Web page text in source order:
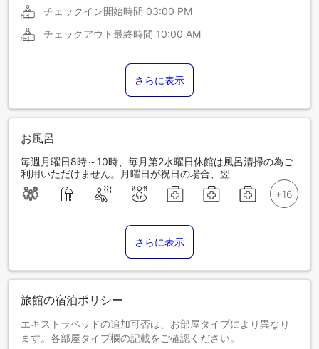
チェックイン開始時間 03:00 PM
チェックアウト最終時間 10:00 AM
さらに表示
お風呂
毎週月曜日8時～10時、毎月第2水曜日休館は風呂清掃の為ご
利用いただけません。月曜日が祝日の場合、翌
さらに表示
旅館の宿泊ポリシー
エキストラベッドの追加可否は、お部屋タイプにより異なり
ます。各部屋タイプ欄の記載をご確認ください。